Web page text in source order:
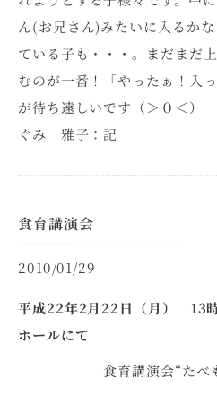
ん(お兄さん)みたいに入るか
ている子も・・・。まだまだ
むのが一番！「やったぁ！入
が待ち遠しいです
ぐみ 雅子：記
食育講演会
2010/01/29
平成22年2月22日（月）
ホールにて
食育講演会“たべもの